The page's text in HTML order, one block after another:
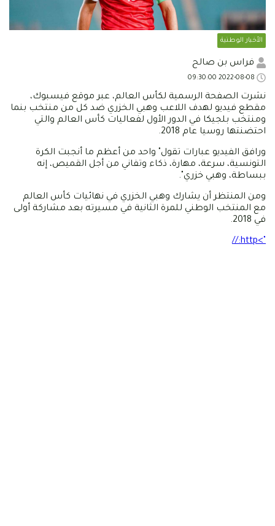
الوطنية
بن صالح
الصفحة الرسمية لكأس العالم، عبر موقع فيسبوك،
فيديو لهدف اللاعب وهبي الخزري ضد كل من منتخب بنما
بلجيكا في الدور الأول لفعاليات كأس العالم والتي
روسيا عام 2018.
الفيديو عبارات تقول" واحد من أعظم ما أنجبت الكرة
سرعة، مهارة، ذكاء وتفاني من أجل القميص، إنه
وهبي خزري".
أن يشارك وهبي الخزري في نهائيات كأس العالم
الوطني للمرة الثانية في مسيرته بعد مشاركة أولى